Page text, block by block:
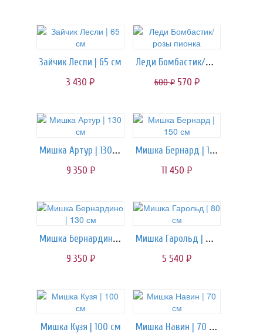
Зайчик Лесли | 65 см
3 430 руб.
Леди Бомбастик/розы пионка
600руб. 570 руб.
Мишка Артур | 130 см
9 350 руб.
Мишка Бернард | 150 см
11 450 руб.
Мишка Бернардино | 130 см
9 350 руб.
Мишка Гарольд | 80 см
5 540 руб.
Мишка Кузя | 100 см
Мишка Навин | 70 см